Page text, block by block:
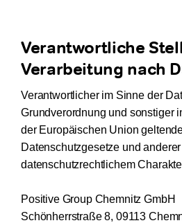
Verantwortliche
Verarbeitung nach
Verantwortlicher im Sinne der
Grundverordnung und sonstiger
der Europäischen Union
Datenschutzgesetze und
datenschutzrechtlichem
Positive Group Chemnitz GmbH
Schönherrstraße 8, 09113